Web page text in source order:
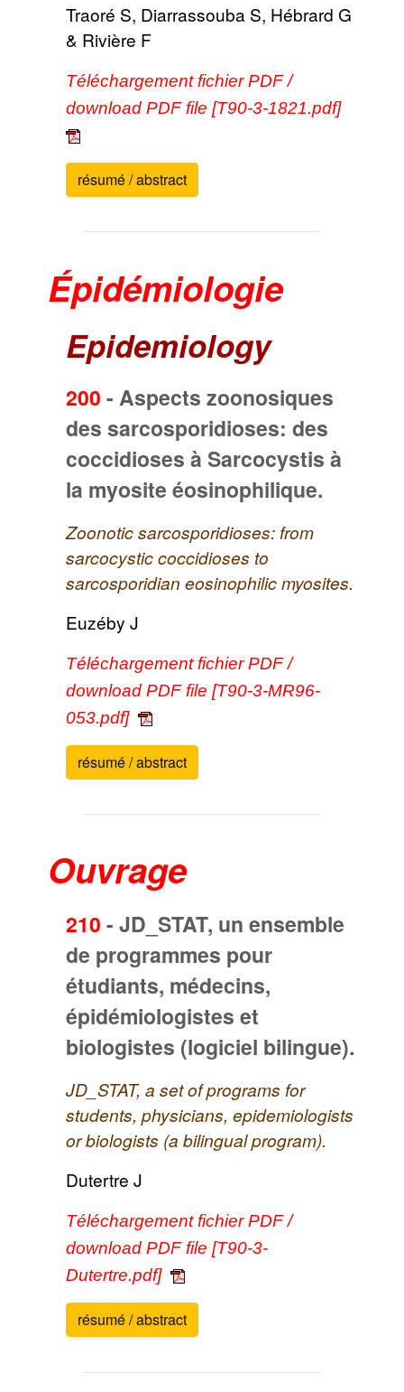
Traoré S, Diarrassouba S, Hébrard G
& Rivière F
Téléchargement fichier PDF /
download PDF file [T90-3-1821.pdf]
résumé / abstract
Épidémiologie
Epidemiology
200 - Aspects zoonosiques
des sarcosporidioses: des
coccidioses à Sarcocystis à
la myosite éosinophilique.
Zoonotic sarcosporidioses: from
sarcocystic coccidioses to
sarcosporidian eosinophilic myosites.
Euzéby J
Téléchargement fichier PDF /
download PDF file [T90-3-MR96-
053.pdf]
résumé / abstract
Ouvrage
210 -JD_STAT, un ensemble
de programmes pour
étudiants, médecins,
épidémiologistes et
biologistes (logiciel bilingue).
JD_STAT, a set of programs for
students, physicians, epidemiologists
or biologists (a bilingual program).
Dutertre J
Téléchargement fichier PDF /
download PDF file [T90-3-
Dutertre.pdf]
résumé / abstract